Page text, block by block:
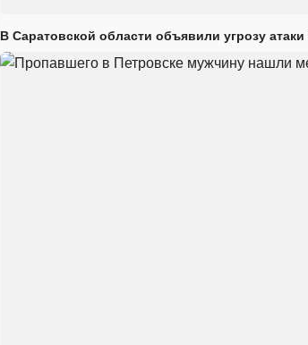
В Саратовской области объявили угрозу